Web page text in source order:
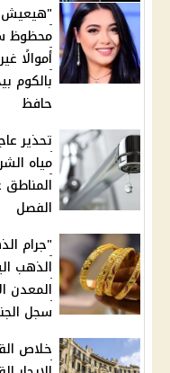
"هيعيش
محظوظ
أموالًا
بالكوم
حافظ
تحذير
الفصل
المعدن
سجل